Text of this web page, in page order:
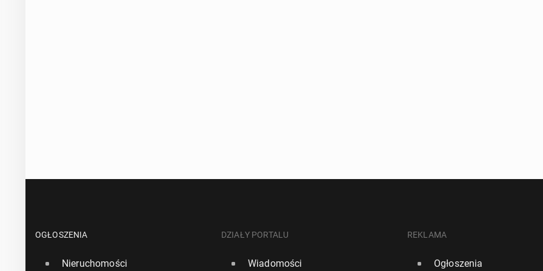
OGŁOSZENIA
Nieruchomości
DZIAŁY PORTALU
Wiadomości
REKLAMA
Ogłoszenia